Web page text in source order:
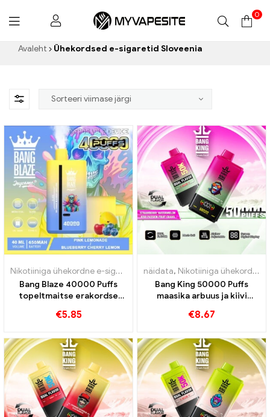
Myvapesite.de
0
Avaleht Ühekordsed e-sigaretid Sloveenia
Nikotiiniga ühekordne e-sigaret
Ühekordsed e-sigaretid
Bang Blaze 40000 Puffs
topeltmaitse erakordse
€5.85
näidata, Nikotiiniga ühekordne e-sigaret
Bang King 50000 Puffs
maasika arbuus ja kiivi
€8.67